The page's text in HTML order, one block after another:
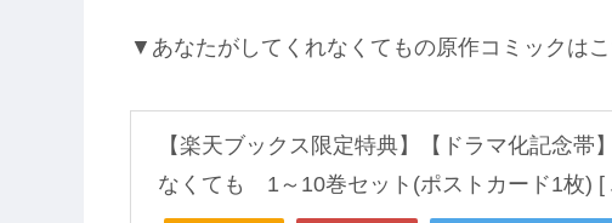
▼あなたがしてくれなくてもの原作コミックはこ
【楽天ブックス限定特典】【ドラマ化記念帯
なくても 1～10巻セット(ポストカード1枚) [